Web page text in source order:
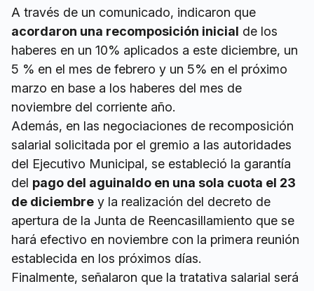
A través de un comunicado, indicaron que
acordaron una recomposición inicial de los
haberes en un 10% aplicados a este diciembre, un
5 % en el mes de febrero y un 5% en el próximo
marzo en base a los haberes del mes de
noviembre del corriente año.
Además, en las negociaciones de recomposición
salarial solicitada por el gremio a las autoridades
del Ejecutivo Municipal, se estableció la garantía
del pago del aguinaldo en una sola cuota el 23
de diciembre y la realización del decreto de
apertura de la Junta de Reencasillamiento que se
hará efectivo en noviembre con la primera reunión
establecida en los próximos días.
Finalmente, señalaron que la tratativa salarial será